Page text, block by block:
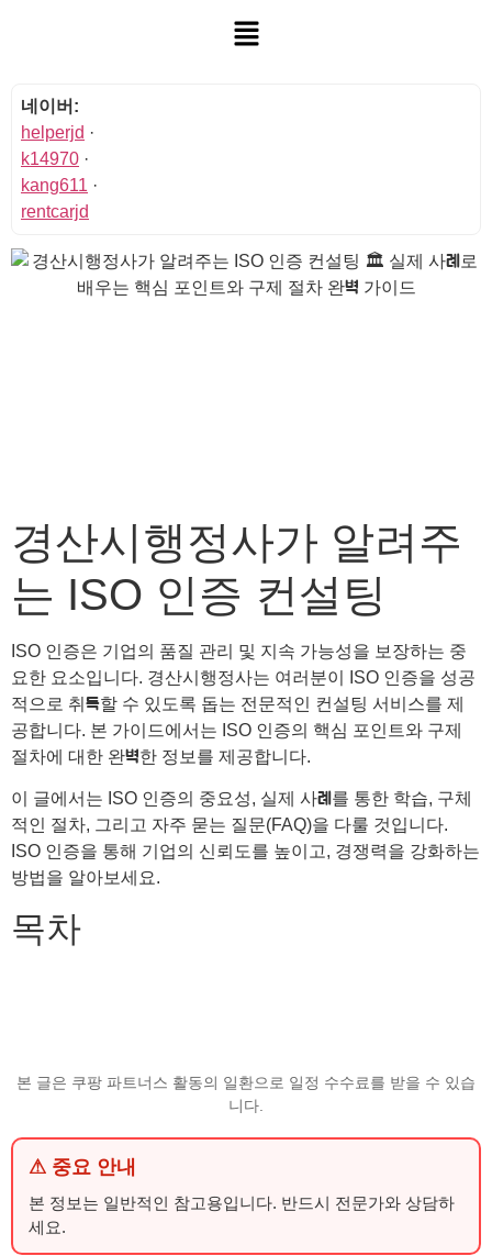
네이버:
helperjd ·
k14970 ·
kang611 ·
rentcarjd
경산시행정사가 알려주
는 ISO 인증 컨설팅
ISO 인증은 기업의 품질 관리 및 지속 가능성을 보장하는 중
요한 요소입니다. 경산시행정사는 여러분이 ISO 인증을 성공
적으로 취득할 수 있도록 돕는 전문적인 컨설팅 서비스를 제
공합니다. 본 가이드에서는 ISO 인증의 핵심 포인트와 구제
절차에 대한 완벽한 정보를 제공합니다.
이 글에서는 ISO 인증의 중요성, 실제 사례를 통한 학습, 구체
적인 절차, 그리고 자주 묻는 질문(FAQ)을 다룰 것입니다.
ISO 인증을 통해 기업의 신뢰도를 높이고, 경쟁력을 강화하는
방법을 알아보세요.
목차
본 글은 쿠팡 파트너스 활동의 일환으로 일정 수수료를 받을 수 있습
니다.
⚠ 중요 안내
본 정보는 일반적인 참고용입니다. 반드시 전문가와 상담하
세요.